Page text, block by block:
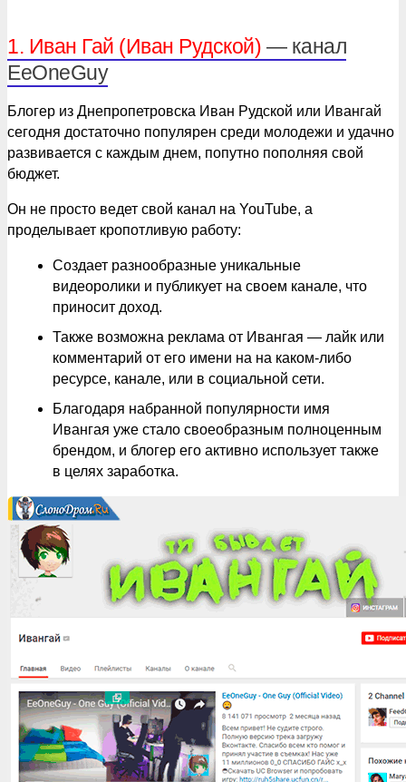
1. Иван Гай (Иван Рудской) — канал
EeOneGuy
Блогер из Днепропетровска Иван Рудской или Ивангай
сегодня достаточно популярен среди молодежи и удачно
развивается с каждым днем, попутно пополняя свой
бюджет.
Он не просто ведет свой канал на YouTube, а
проделывает кропотливую работу:
Создает разнообразные уникальные
видеоролики и публикует на своем канале, что
приносит доход.
Также возможна реклама от Ивангая — лайк или
комментарий от его имени на на каком-либо
ресурсе, канале, или в социальной сети.
Благодаря набранной популярности имя
Ивангая уже стало своеобразным полноценным
брендом, и блогер его активно использует также
в целях заработка.